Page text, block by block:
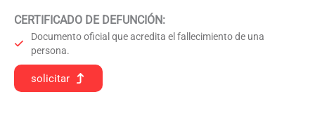
CERTIFICADO DE DEFUNCIÓN:
Documento oficial que acredita el fallecimiento de una
persona.
solicitar